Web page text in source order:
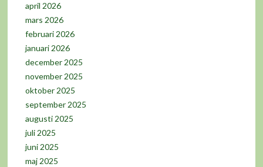
april 2026
mars 2026
februari 2026
januari 2026
december 2025
november 2025
oktober 2025
september 2025
augusti 2025
juli 2025
juni 2025
maj 2025